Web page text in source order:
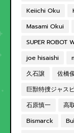
Keiichi Oku
Masami Okui
SUPER ROBOT
joe hisaishi
久石譲
佐橋
巨獣特捜ジャス
石原慎一
高
Bismarck